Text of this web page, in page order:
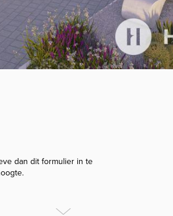
dan dit formulier in te